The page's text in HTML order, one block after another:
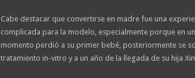
Cabe destacar que convertirse en madre fue una
complicada para la modelo, especialmente porque en
momento perdió a su primer bebé, posteriormente se
tratamiento in-vitro y a un año de la llegada de su hija